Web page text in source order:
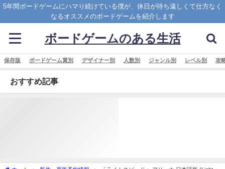
5年間ボードゲームにハマり続けている僕が、休日が待ち遠しくて仕方なく
なるオススメのボードゲームを紹介します
ボードゲームのある生活
保存版 ボードゲーム賞別 デザイナー別 人数別 ジャンル別 レベル別 攻
おすすめ記事